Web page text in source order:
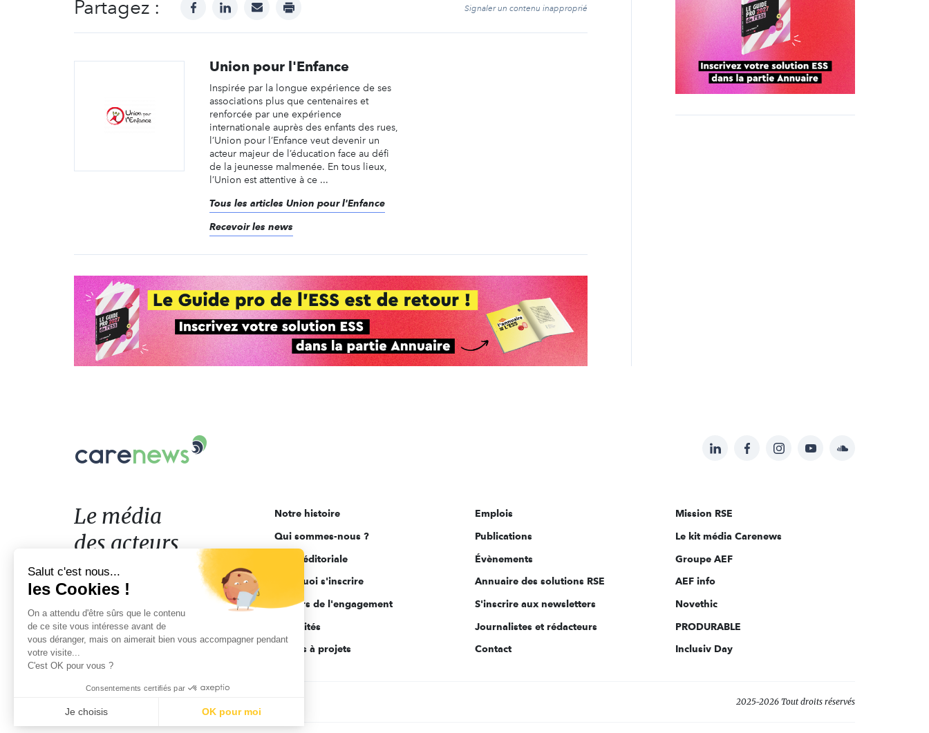
Partagez : Signaler un contenu inapproprié
Union pour l'Enfance
Inspirée par la longue expérience de ses
associations plus que centenaires et
renforcée par une expérience
internationale auprès des enfants des rues,
l’Union pour l’Enfance veut devenir un
acteur majeur de l’éducation face au défi
de la jeunesse malmenée. En tous lieux,
l’Union est attentive à ce ...
Tous les articles Union pour l'Enfance
Recevoir les news
Suivez-
sur:
LinkedInFacebookInstagramYouTubeSoundcloud
Le
acteurs
de
l'engagement
Le média
des acteurs
de l'engagement
Notre histoire
Qui sommes-nous ?
Ligne éditoriale
Pourquoi s'inscrire
Acteurs de l'engagement
Actualités
Appels à projets
Emplois
Publications
Évènements
Annuaire des solutions RSE
S'inscrire aux newsletters
Journalistes et rédacteurs
Contact
Mission RSE
Le kit média Carenews
Groupe AEF
AEF info
Novethic
PRODURABLE
Inclusiv Day
2025-2026 Tout droits réservés
Salut c'est nous...
les Cookies !
On a attendu d'être sûrs que le contenu
de ce site vous intéresse avant de
vous déranger, mais on aimerait bien vous accompagner pendant
votre visite...
C'est OK pour vous ?
Consentements certifiés par
Je choisis OK pour moi